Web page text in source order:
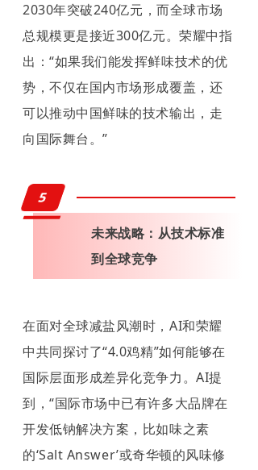
2030年突破240亿元，而全球市场
总规模更是接近300亿元。荣耀中指
出：“如果我们能发挥鲜味技术的优
势，不仅在国内市场形成覆盖，还
可以推动中国鲜味的技术输出，走
向国际舞台。”
5
未来战略：从技术标准
到全球竞争
在面对全球减盐风潮时，AI和荣耀
中共同探讨了“4.0鸡精”如何能够在
国际层面形成差异化竞争力。AI提
到，“国际市场中已有许多大品牌在
开发低钠解决方案，比如味之素
的‘Salt Answer’或奇华顿的风味修